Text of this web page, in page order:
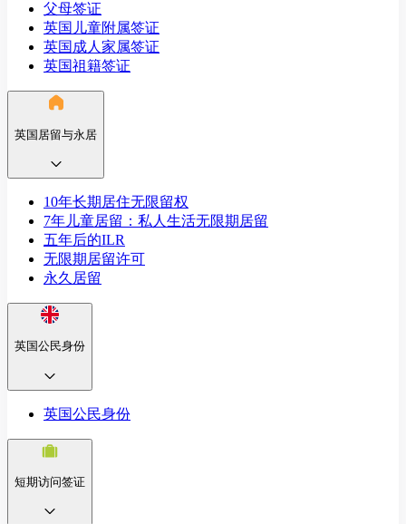
父母签证
英国儿童附属签证
英国成人家属签证
英国祖籍签证
英国居留与永居
10年长期居住无限留权
7年儿童居留：私人生活无限期居留
五年后的ILR
无限期居留许可
永久居留
英国公民身份
英国公民身份
短期访问签证